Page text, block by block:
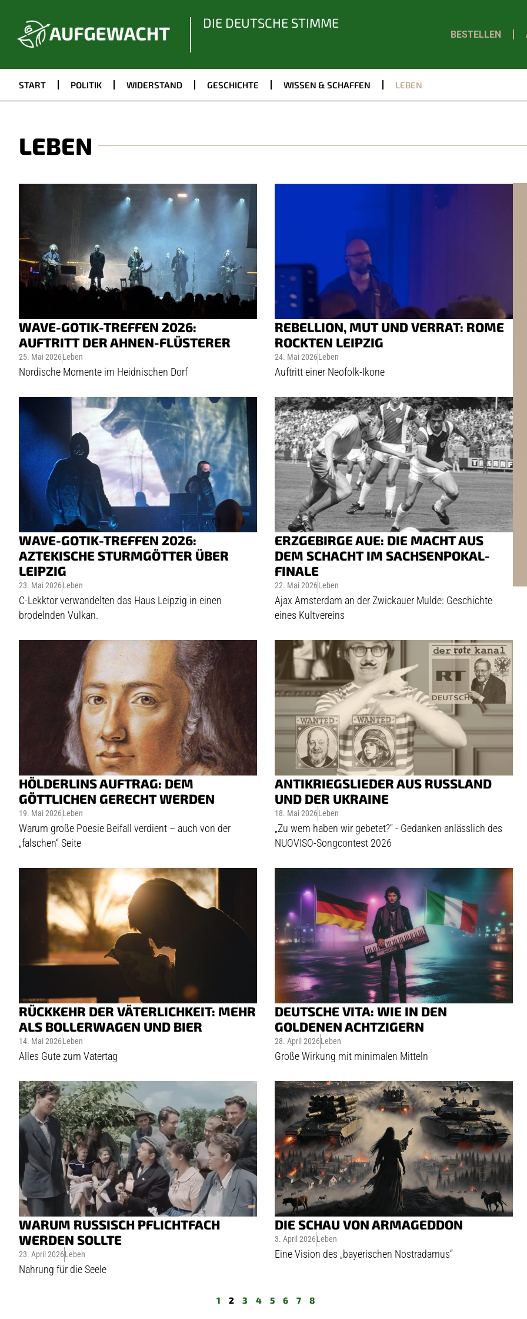
DIE DEUTSCHE STIMME
BESTELLEN
START POLITIK WIDERSTAND GESCHICHTE WISSEN & SCHAFFEN LEBEN
LEBEN
WAVE-GOTIK-TREFFEN 2026:
AUFTRITT DER AHNEN-FLÜSTERER
25. Mai 2026Leben
Nordische Momente im Heidnischen Dorf
REBELLION, MUT UND VERRAT: ROME
ROCKTEN LEIPZIG
24. Mai 2026Leben
Auftritt einer Neofolk-Ikone
WAVE-GOTIK-TREFFEN 2026:
AZTEKISCHE STURMGÖTTER ÜBER
LEIPZIG
23. Mai 2026Leben
C-Lekktor verwandelten das Haus Leipzig in einen
brodelnden Vulkan.
ERZGEBIRGE AUE: DIE MACHT AUS
DEM SCHACHT IM SACHSENPOKAL-
FINALE
22. Mai 2026Leben
Ajax Amsterdam an der Zwickauer Mulde: Geschichte
eines Kultvereins
HÖLDERLINS AUFTRAG: DEM
GÖTTLICHEN GERECHT WERDEN
19. Mai 2026Leben
Warum große Poesie Beifall verdient – auch von der
„falschen“ Seite
ANTIKRIEGSLIEDER AUS RUSSLAND
UND DER UKRAINE
18. Mai 2026Leben
„Zu wem haben wir gebetet?“ - Gedanken anlässlich des
NUOVISO-Songcontest 2026
RÜCKKEHR DER VÄTERLICHKEIT: MEHR
ALS BOLLERWAGEN UND BIER
14. Mai 2026Leben
Alles Gute zum Vatertag
DEUTSCHE VITA: WIE IN DEN
GOLDENEN ACHTZIGERN
28. April 2026Leben
Große Wirkung mit minimalen Mitteln
WARUM RUSSISCH PFLICHTFACH
WERDEN SOLLTE
23. April 2026Leben
Nahrung für die Seele
DIE SCHAU VON ARMAGEDDON
3. April 2026Leben
Eine Vision des „bayerischen Nostradamus“
1 2 3 4 5 6 7 8